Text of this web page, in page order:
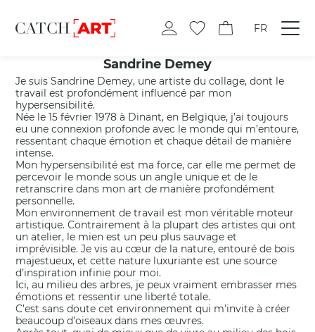
FR
Sandrine Demey
Je suis Sandrine Demey, une artiste du collage, dont le
travail est profondément influencé par mon
hypersensibilité.
Née le 15 février 1978 à Dinant, en Belgique, j’ai toujours
eu une connexion profonde avec le monde qui m’entoure,
ressentant chaque émotion et chaque détail de manière
intense.
Mon hypersensibilité est ma force, car elle me permet de
percevoir le monde sous un angle unique et de le
retranscrire dans mon art de manière profondément
personnelle.
Mon environnement de travail est mon véritable moteur
artistique. Contrairement à la plupart des artistes qui ont
un atelier, le mien est un peu plus sauvage et
imprévisible. Je vis au cœur de la nature, entouré de bois
majestueux, et cette nature luxuriante est une source
d’inspiration infinie pour moi.
Ici, au milieu des arbres, je peux vraiment embrasser mes
émotions et ressentir une liberté totale.
C’est sans doute cet environnement qui m’invite à créer
beaucoup d’oiseaux dans mes œuvres.